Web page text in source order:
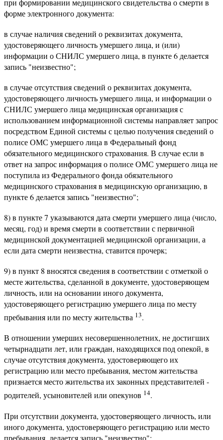
при формировании медицинского свидетельства о смерти в
форме электронного документа:
в случае наличия сведений о реквизитах документа,
удостоверяющего личность умершего лица, и (или)
информации о СНИЛС умершего лица, в пункте 6 делается
запись "неизвестно";
в случае отсутствия сведений о реквизитах документа,
удостоверяющего личность умершего лица, и информации о
СНИЛС умершего лица медицинская организация с
использованием информационной системы направляет запрос
посредством Единой системы с целью получения сведений о
полисе ОМС умершего лица в Федеральный фонд
обязательного медицинского страхования. В случае если в
ответ на запрос информация о полисе ОМС умершего лица не
поступила из Федерального фонда обязательного
медицинского страхования в медицинскую организацию, в
пункте 6 делается запись "неизвестно";
8) в пункте 7 указываются дата смерти умершего лица (число,
месяц, год) и время смерти в соответствии с первичной
медицинской документацией медицинской организации, а
если дата смерти неизвестна, ставится прочерк;
9) в пункт 8 вносятся сведения в соответствии с отметкой о
месте жительства, сделанной в документе, удостоверяющем
личность, или на основании иного документа,
удостоверяющего регистрацию умершего лица по месту
пребывания или по месту жительства 13.
В отношении умерших несовершеннолетних, не достигших
четырнадцати лет, или граждан, находящихся под опекой, в
случае отсутствия документа, удостоверяющего их
регистрацию или место пребывания, местом жительства
признается место жительства их законных представителей -
родителей, усыновителей или опекунов 14.
При отсутствии документа, удостоверяющего личность, или
иного документа, удостоверяющего регистрацию или место
пребывания, делается запись "неизвестно";